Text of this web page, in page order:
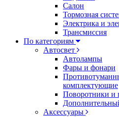
Салон
Тормозная
Электрика и
Трансмиссия
По категориям
Автосвет
Автолампы
Фары и фонари
комплектующие
Поворотники и
Аксессуары